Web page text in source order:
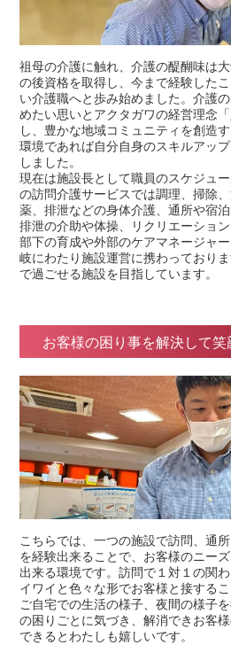
祖母の介護に触れ、介護の醍醐味は
の後資格を取得し、今まで経験した
い介護職へと歩み始めました。介護
めたい思いとアクタガワの経営理念
し、豊かな地域コミュニティを創造
環境であれば自分自身のスキルアッ
しました。
現在は施設長として職員のスケジュ
の訪問介護サービスでは調理、掃除
薬、排泄などの身体介護、通所や宿
排泄の介助や体操、リクリエーショ
部下の育成や外部のケアマネージャ
岐にわたり施設運営に携わっており
で過ごせる施設を目指しています。
お客様の困り事を解決して笑
こちらでは、一つの施設で訪問、通
を経験出来ることで、お客様のニー
出来る環境です。訪問で１対１の関
イワイと色々な形でお客様と接する
ご自宅での生活の様子、夜間の様子
の困りごとに気づき、解消できお客
できるとわたしも嬉しいです。